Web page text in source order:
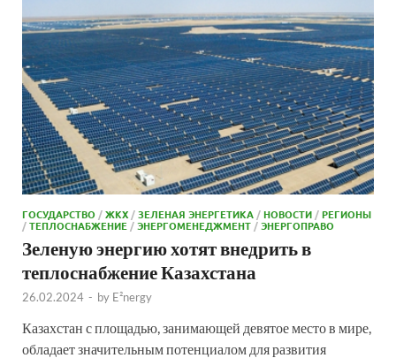
ГОСУДАРСТВО /ЖКХ /ЗЕЛЕНАЯ ЭНЕРГЕТИКА /НОВОСТИ /РЕГИОНЫ
/ТЕПЛОСНАБЖЕНИЕ /ЭНЕРГОМЕНЕДЖМЕНТ /ЭНЕРГОПРАВО
Зеленую энергию хотят внедрить в
теплоснабжение Казахстана
26.02.2024 - by E²nergy
Казахстан с площадью, занимающей девятое место в мире,
обладает значительным потенциалом для развития